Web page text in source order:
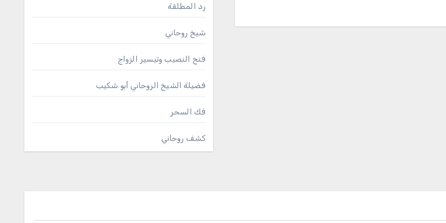
رد المطلقة
شيخ روحاني
فتح النصيب وتيسير الزواج
فضيلة الشيخ الروحاني أبو شكيب
فك السحر
كشف روحاني